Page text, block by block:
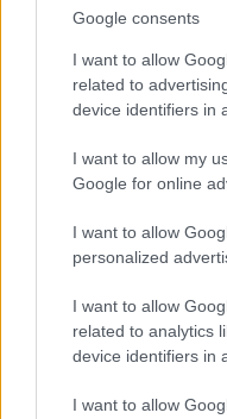
Google consents
I want to allow
related to
device identifiers in
I want to allow my
Google for online
I want to allow
personalized
I want to allow
related to analytics
device identifiers in
I want to allow
MÁS LEÍDOS
sabrosa
preparación
Cómo lavar el arroz
grano
Cómo preparar